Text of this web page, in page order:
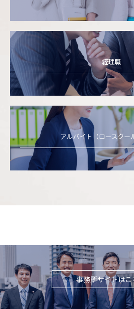
経理職
アルバイト（ロースクー
事務所サイトはこ